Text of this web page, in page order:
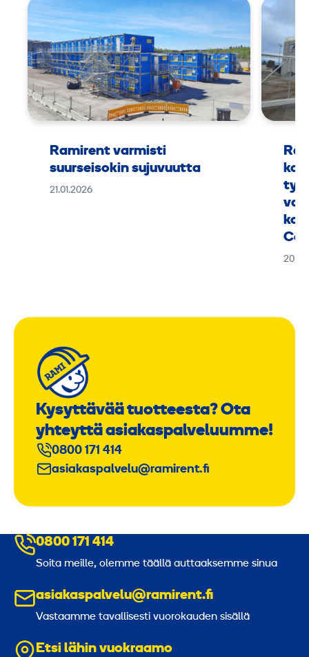
Ramirent varmisti
suurseisokin sujuvuutta
21.01.2026
Kysyttävää tuotteesta? Ota
yhteyttä asiakaspalveluumme!
0800 171 414
asiakaspalvelu@ramirent.fi
0800 171 414
Soita meille, olemme täällä auttaaksemme sinua
asiakaspalvelu@ramirent.fi
Vastaamme tavallisesti vuorokauden sisällä
Etsi lähin vuokraamo